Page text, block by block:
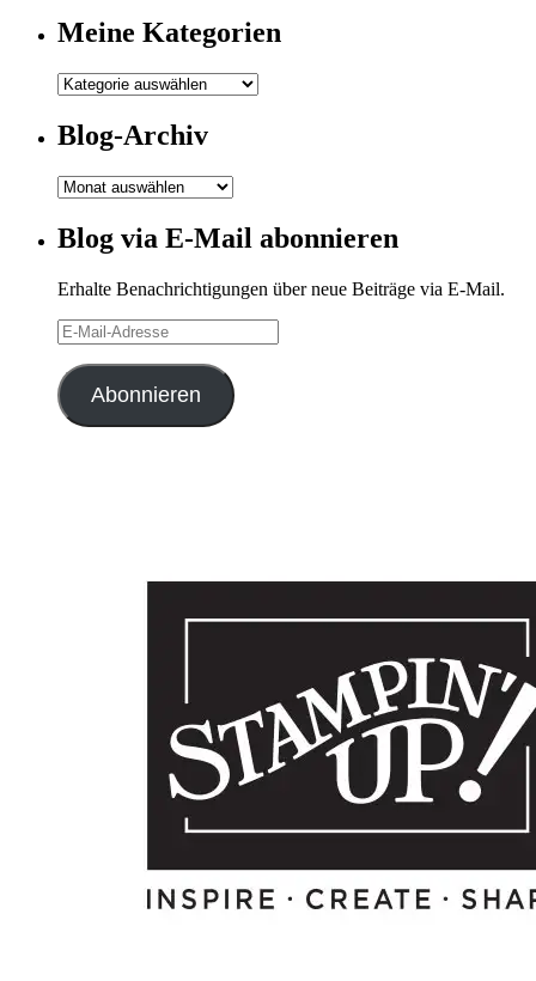
Meine Kategorien
Meine
Blog-Archiv
Blog-
Blog via E-Mail abonnieren
Erhalte Benachrichtigungen über neue Beiträge via E-Mail.
E-
Mail-
Adresse
Abonnieren